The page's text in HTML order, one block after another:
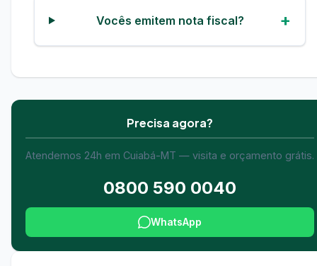
Vocês emitem nota fiscal?
Precisa agora?
Atendemos 24h em Cuiabá-MT — visita e orçamento grátis.
0800 590 0040
WhatsApp